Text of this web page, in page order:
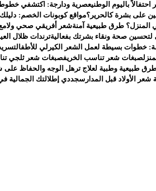
باليوم الوطنيعصرية ودارجة: اكتشفي خطوط
على بشرة كالحرير؟مواقع كوبونات الخصم:
طرق طبيعية آمنةشعر أفريقي صحي
لتحسين صحة ونقاء بشرتك بفعاليةترندات ظلال
خطوات بسيطة لعمل الشعر الكيرلي للأطفال
صبغات شعر تناسب الخريفصبغات شعر ثلجي
طبيعية وطبية لعلاج ترهل الوجه والحفاظ على
شعر الأولاد قبل المدارسجددي إطلالتك الجمالية